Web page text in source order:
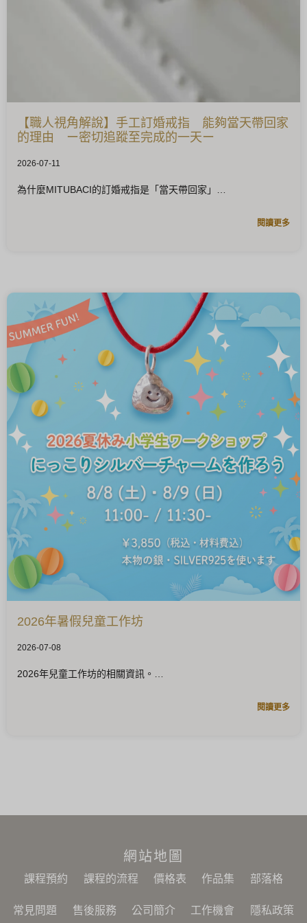
【職人視角解說】手工訂婚戒指 能夠當天帶回家
的理由 ー密切追蹤至完成的一天ー
2026-07-11
為什麼MITUBACI的訂婚戒指是「當天帶回家」
閱讀更多
2026年暑假兒童工作坊
2026-07-08
2026年兒童工作坊的相關資訊。
閱讀更多
網站地圖
課程預約 課程的流程 價格表 作品集 部落格
常見問題 售後服務 公司簡介 工作機會 隱私政策